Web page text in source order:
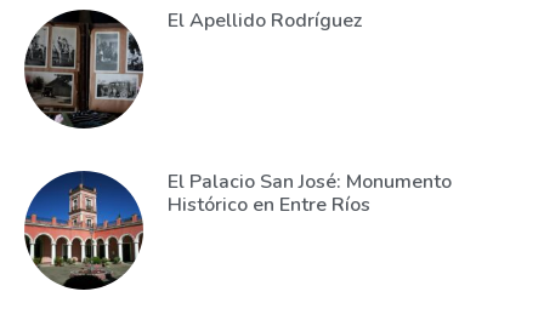
El Apellido Rodríguez
El Palacio San José: Monumento
Histórico en Entre Ríos